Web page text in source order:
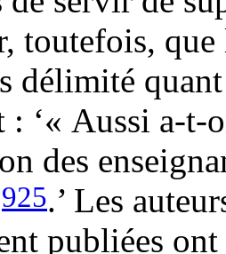
toutefois, que
délimité
: ‘« Aussi a-
des
925.’ Les
publiées